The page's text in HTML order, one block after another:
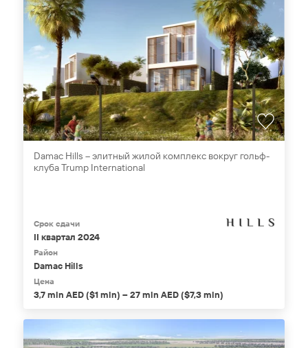
Damac Hills – элитный жилой комплекс вокруг гольф-
клуба Trump International
Срок сдачи
II квартал 2024
Район
Damac Hills
Цена
3,7 mln AED ($1 mln) – 27 mln AED ($7,3 mln)